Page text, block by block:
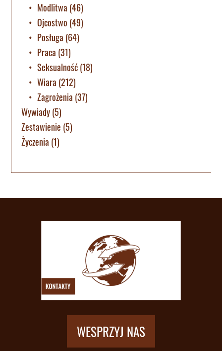
Modlitwa (46)
Ojcostwo (49)
Posługa (64)
Praca (31)
Seksualność(18)
Wiara (212)
Zagrożenia (37)
Wywiady(5)
Zestawienie (5)
Życzenia (1)
WESPRZYJ NAS